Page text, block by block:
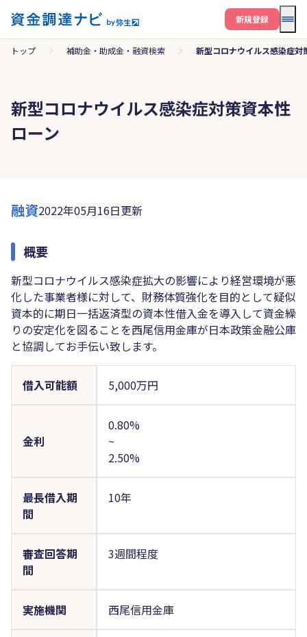
メ
新規登録
トップ 補助金・助成金・融資検索 新型コロナウイルス感染症対
新型コロナウイルス感染症対策資本性
ローン
融資2022年05月16日更新
概要
新型コロナウイルス感染症拡大の影響により経営環境が悪
化した事業者様に対して、財務体質強化を目的として疑似
資本的に期日一括返済型の資本性借入金を導入して資金繰
りの安定化を図ることを西尾信用金庫が日本政策金融公庫
と協調してお手伝い致します。
借入可能額 5,000万円
金利
0.80%
~
2.50%
最長借入期
間
10年
審査回答期
間
3週間程度
実施機関 西尾信用金庫